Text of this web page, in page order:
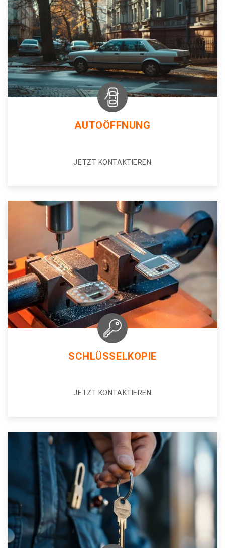
AUTOÖFFNUNG
JETZT KONTAKTIEREN
SCHLÜSSELKOPIE
JETZT KONTAKTIEREN